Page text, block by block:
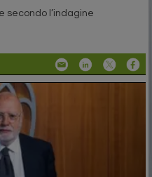
secondo l’indagine